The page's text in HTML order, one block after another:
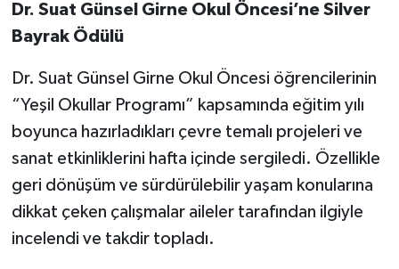
Dr. Suat Günsel Girne Okul Öncesi’ne Silver
Bayrak Ödülü
Dr. Suat Günsel Girne Okul Öncesi öğrencilerinin
“Yeşil Okullar Programı” kapsamında eğitim yılı
boyunca hazırladıkları çevre temalı projeleri ve
sanat etkinliklerini hafta içinde sergiledi. Özellikle
geri dönüşüm ve sürdürülebilir yaşam konularına
dikkat çeken çalışmalar aileler tarafından ilgiyle
incelendi ve takdir topladı.